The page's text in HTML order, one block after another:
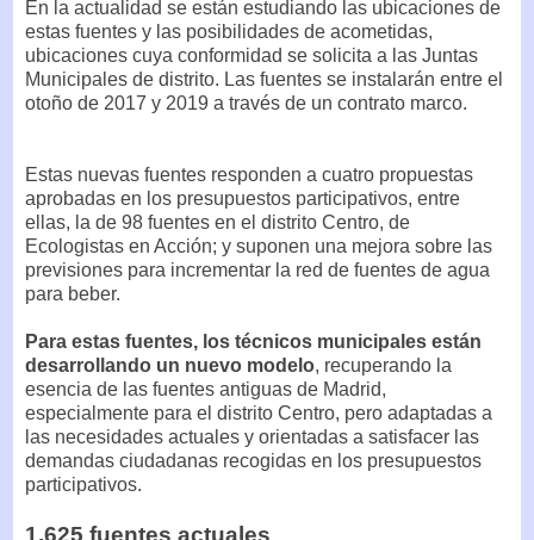
En la actualidad se están estudiando las ubicaciones de
estas fuentes y las posibilidades de acometidas,
ubicaciones cuya conformidad se solicita a las Juntas
Municipales de distrito. Las fuentes se instalarán entre el
otoño de 2017 y 2019 a través de un contrato marco.
Estas nuevas fuentes responden a cuatro propuestas
aprobadas en los presupuestos participativos, entre
ellas, la de 98 fuentes en el distrito Centro, de
Ecologistas en Acción; y suponen una mejora sobre las
previsiones para incrementar la red de fuentes de agua
para beber.
Para estas fuentes, los técnicos municipales están
desarrollando un nuevo modelo, recuperando la
esencia de las fuentes antiguas de Madrid,
especialmente para el distrito Centro, pero adaptadas a
las necesidades actuales y orientadas a satisfacer las
demandas ciudadanas recogidas en los presupuestos
participativos.
1.625 fuentes actuales